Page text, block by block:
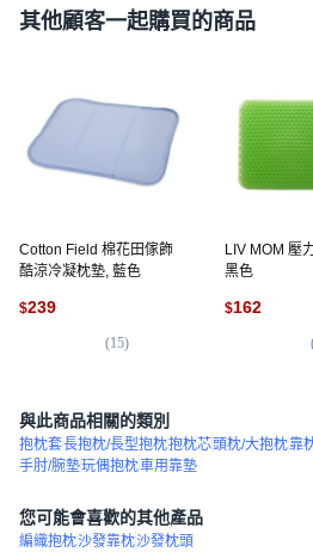
其他顧客一起購買的商品
Cotton Field 棉花田傢飾
酷涼冷凝枕墊, 藍色
$239
(15)
LIV MOM 壓
黑色
$162
與此商品相關的類別
抱枕套長抱枕/長型抱枕抱枕芯頭枕/大抱枕靠
手肘/腕墊玩偶抱枕車用靠墊
您可能會喜歡的其他產品
編織抱枕沙發靠枕沙發枕頭